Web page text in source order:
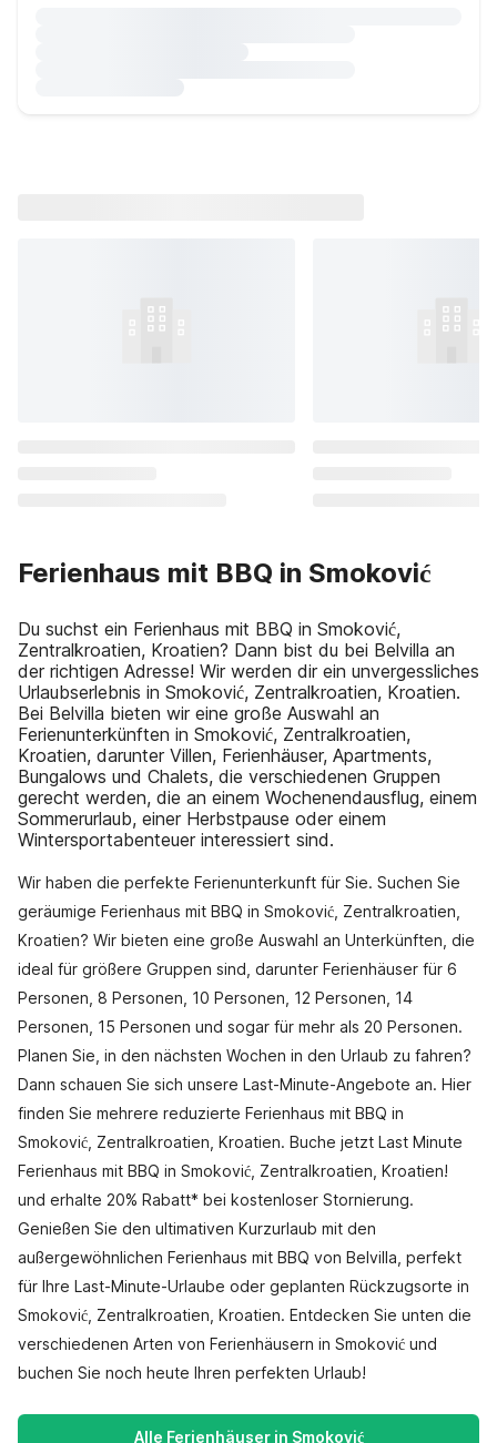
Ferienhaus mit BBQ in Smoković
Du suchst ein Ferienhaus mit BBQ in Smoković,
Zentralkroatien, Kroatien? Dann bist du bei Belvilla an
der richtigen Adresse! Wir werden dir ein unvergessliches
Urlaubserlebnis in Smoković, Zentralkroatien, Kroatien.
Bei Belvilla bieten wir eine große Auswahl an
Ferienunterkünften in Smoković, Zentralkroatien,
Kroatien, darunter Villen, Ferienhäuser, Apartments,
Bungalows und Chalets, die verschiedenen Gruppen
gerecht werden, die an einem Wochenendausflug, einem
Sommerurlaub, einer Herbstpause oder einem
Wintersportabenteuer interessiert sind.
Wir haben die perfekte Ferienunterkunft für Sie. Suchen Sie
geräumige Ferienhaus mit BBQ in Smoković, Zentralkroatien,
Kroatien? Wir bieten eine große Auswahl an Unterkünften, die
ideal für größere Gruppen sind, darunter Ferienhäuser für 6
Personen, 8 Personen, 10 Personen, 12 Personen, 14
Personen, 15 Personen und sogar für mehr als 20 Personen.
Planen Sie, in den nächsten Wochen in den Urlaub zu fahren?
Dann schauen Sie sich unsere Last-Minute-Angebote an. Hier
finden Sie mehrere reduzierte Ferienhaus mit BBQ in
Smoković, Zentralkroatien, Kroatien. Buche jetzt Last Minute
Ferienhaus mit BBQ in Smoković, Zentralkroatien, Kroatien!
und erhalte 20% Rabatt* bei kostenloser Stornierung.
Genießen Sie den ultimativen Kurzurlaub mit den
außergewöhnlichen Ferienhaus mit BBQ von Belvilla, perfekt
für Ihre Last-Minute-Urlaube oder geplanten Rückzugsorte in
Smoković, Zentralkroatien, Kroatien. Entdecken Sie unten die
verschiedenen Arten von Ferienhäusern in Smoković und
buchen Sie noch heute Ihren perfekten Urlaub!
Alle Ferienhäuser in Smoković